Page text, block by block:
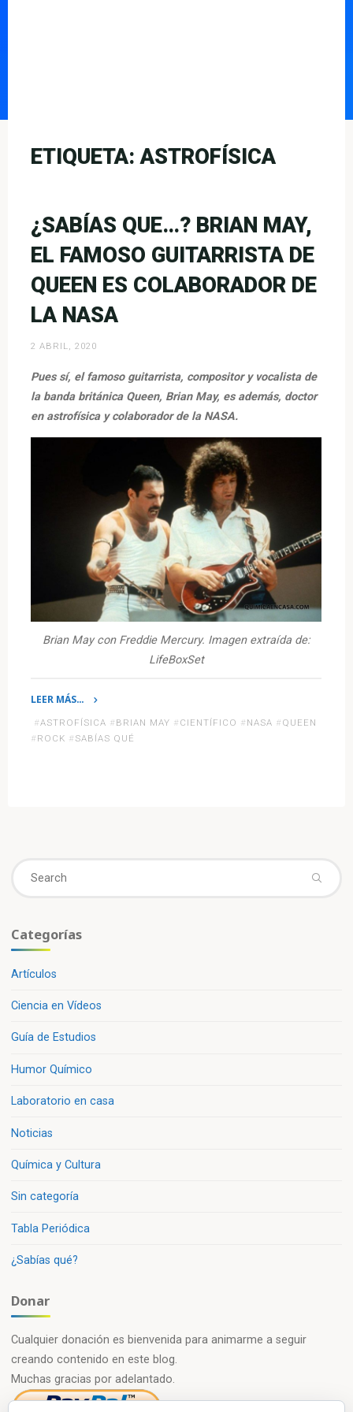
ETIQUETA:ASTROFÍSICA
¿SABÍAS QUE…? BRIAN MAY,
EL FAMOSO GUITARRISTA DE
QUEEN ES COLABORADOR DE
LA NASA
2 ABRIL, 2020
Pues sí, el famoso guitarrista, compositor y vocalista de
la banda británica Queen, Brian May, es además, doctor
en astrofísica y colaborador de la NASA.
Brian May con Freddie Mercury. Imagen extraída de:
LifeBoxSet
LEER MÁS…
«¿Sabías
que…?
#ASTROFÍSICA # BRIAN MAY # CIENTÍFICO # NASA # QUEEN
# ROCK # SABÍAS QUÉ
Categorías
Artículos
Ciencia en Vídeos
Guía de Estudios
Humor Químico
Laboratorio en casa
Noticias
Química y Cultura
Sin categoría
Tabla Periódica
¿Sabías qué?
Donar
Cualquier donación es bienvenida para animarme a seguir
creando contenido en este blog.
Muchas gracias por adelantado.